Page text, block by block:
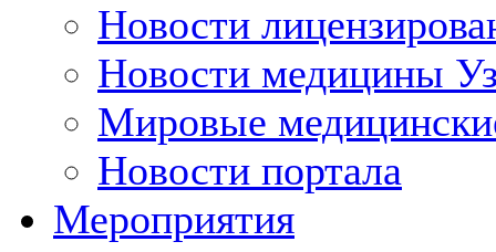
Новости
Новости медицины
Мировые
Новости портала
Мероприятия